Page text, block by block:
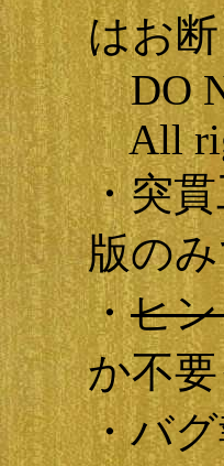
はお
DO
All
・突
版のみ
・ヒ
か不
・バ